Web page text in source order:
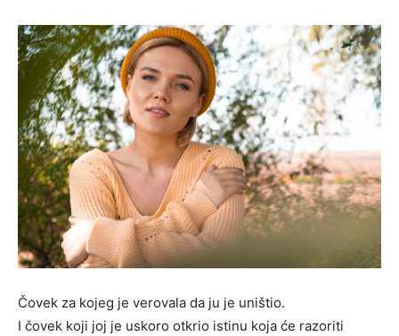
Čovek za kojeg je verovala da ju je uništio.
I čovek koji joj je uskoro otkrio istinu koja će razoriti